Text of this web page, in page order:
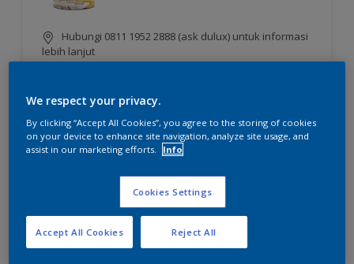
Hubungi 0811 1952 2888 (ask dulux) untuk informasi
lebih lanjut
Compare
We respect your privacy.
By clicking “Accept All Cookies”, you agree to the storing of cookies
on your device to enhance site navigation, analyze site usage, and
assist in our marketing efforts.
Info
Cookies Settings
Reject All
Accept All Cookies